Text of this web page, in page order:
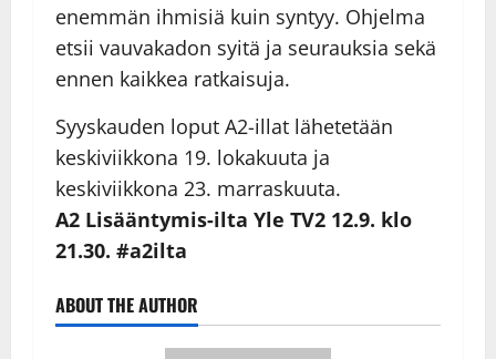
enemmän ihmisiä kuin syntyy. Ohjelma
etsii vauvakadon syitä ja seurauksia sekä
ennen kaikkea ratkaisuja.
Syyskauden loput A2-illat lähetetään
keskiviikkona 19. lokakuuta ja
keskiviikkona 23. marraskuuta.
A2 Lisääntymis-ilta Yle TV2 12.9. klo
21.30. #a2ilta
ABOUT THE AUTHOR